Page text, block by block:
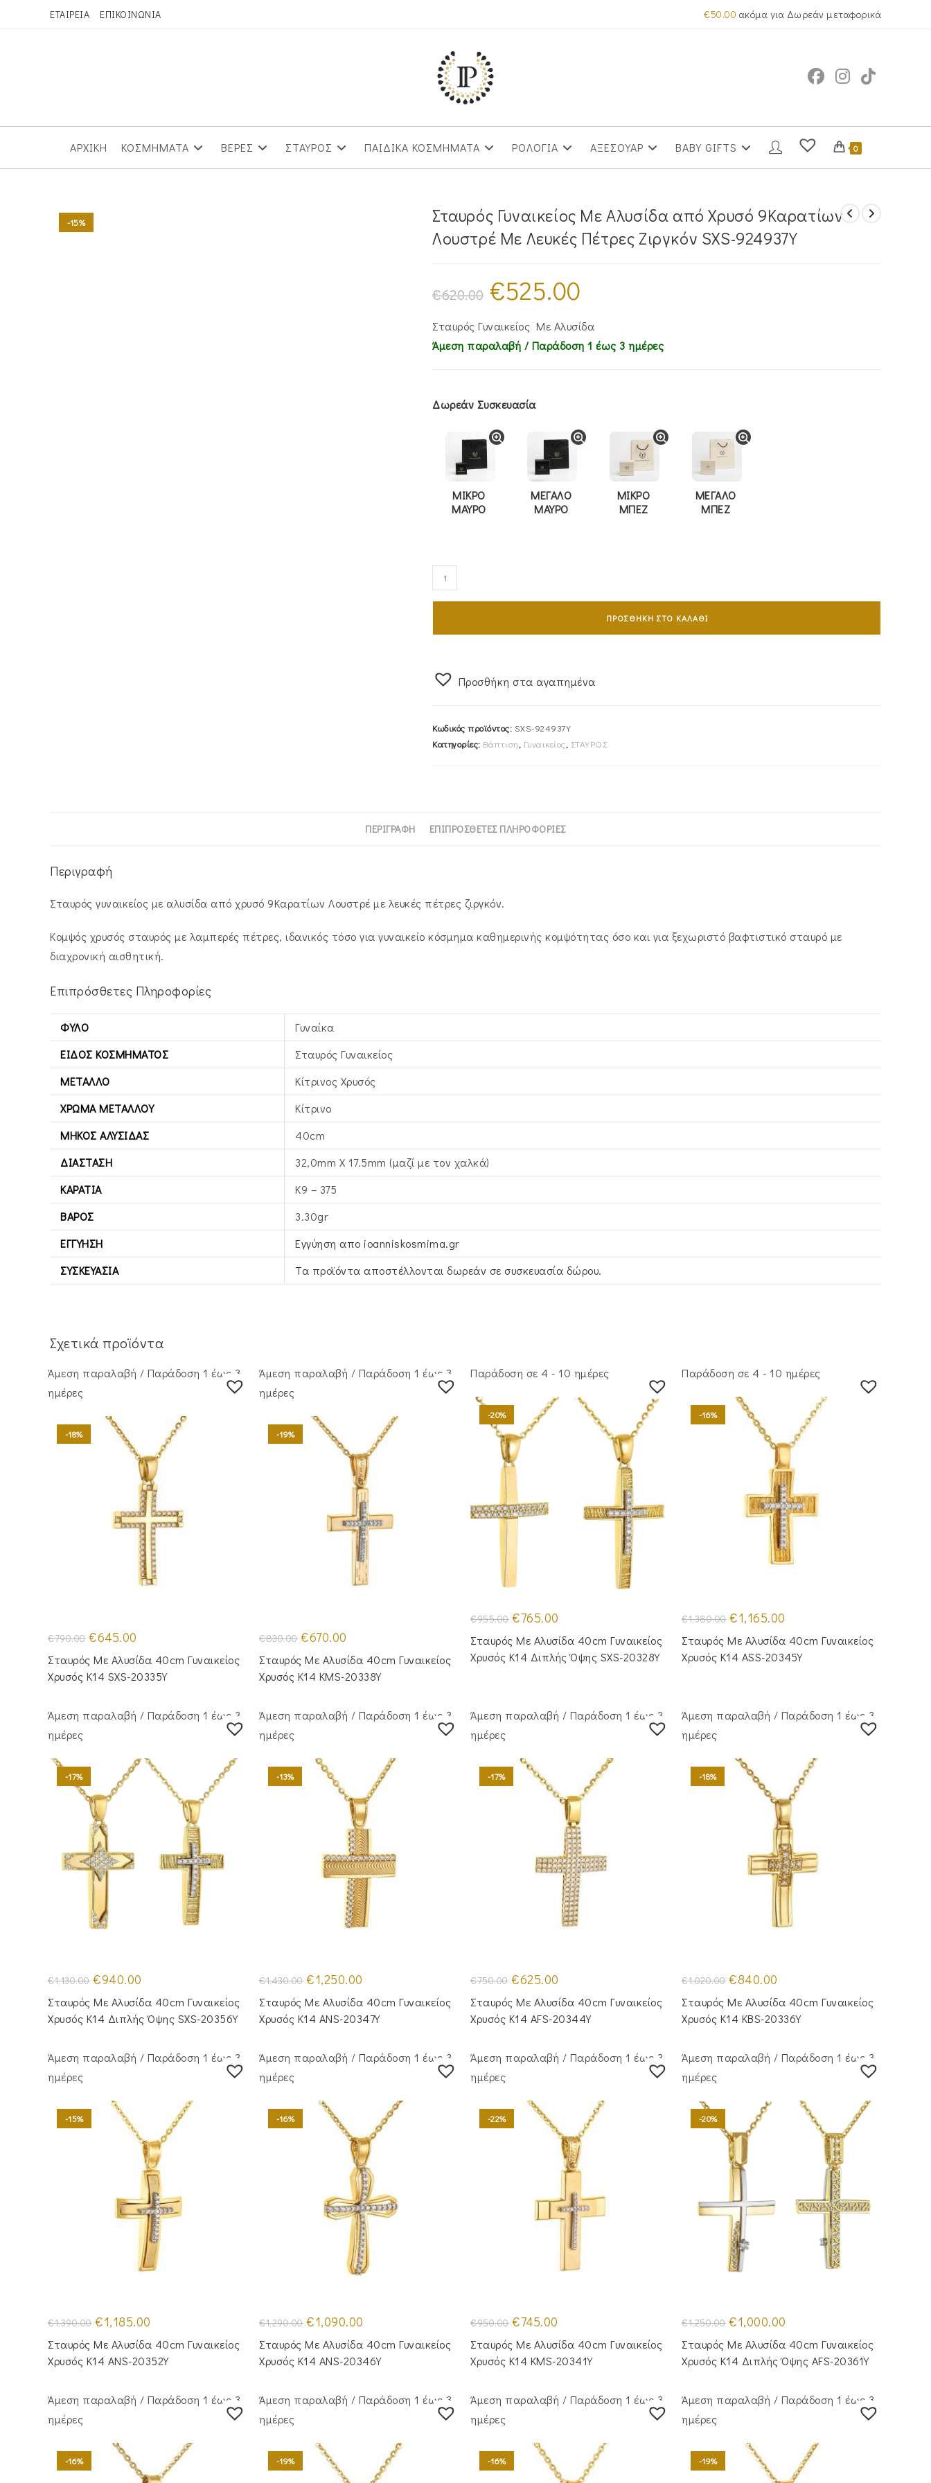
ΕΤΑΙΡΕΙΑ ΕΠΙΚΟΙΝΩΝΙΑ €50.00 ακόμα για Δωρεάν μεταφορικά
ΑΡΧΙΚΗ ΚΟΣΜΗΜΑΤΑ ΒΕΡΕΣ ΣΤΑΥΡΟΣ ΠΑΙΔΙΚΑ ΚΟΣΜΗΜΑΤΑ ΡΟΛΟΓΙΑ ΑΞΕΣΟΥΑΡ BABY GIFTS 0
-15%
Σταυρός Γυναικείος Με Αλυσίδα από Χρυσό 9Καρατίων
Λουστρέ Με Λευκές Πέτρες Ζιργκόν SXS-924937Y
€620.00
Original
price
was:
€525.00
€525.00.
Σταυρός Γυναικείος Με Αλυσίδα
Άμεση παραλαβή / Παράδoση 1 έως 3 ημέρες
Δωρεάν Συσκευασία
ΜΙΚΡΟ
ΜΑΥΡΟ
ΜΕΓΑΛΟ
ΜΑΥΡΟ
ΜΙΚΡΟ
ΜΠΕΖ
ΜΕΓΑΛΟ
ΜΠΕΖ
Σταυρός
Γυναικείος
9Καρατίων
Λευκές
Πέτρες
ΠΡΟΣΘΉΚΗ ΣΤΟ ΚΑΛΆΘΙ
Προσθήκη στα αγαπημένα
Κωδικός προϊόντος: SXS-924937Y
Κατηγορίες: Βάπτιση, Γυναικείος, ΣΤΑΥΡΟΣ
ΠΕΡΙΓΡΑΦΉ ΕΠΙΠΡΌΣΘΕΤΕΣ ΠΛΗΡΟΦΟΡΊΕΣ
Περιγραφή
Σταυρός γυναικείος με αλυσίδα από χρυσό 9Καρατίων Λουστρέ με λευκές πέτρες ζιργκόν.
Κομψός χρυσός σταυρός με λαμπερές πέτρες, ιδανικός τόσο για γυναικείο κόσμημα καθημερινής κομψότητας όσο και για ξεχωριστό βαφτιστικό σταυρό με
διαχρονική αισθητική.
Επιπρόσθετες Πληροφορίες
ΦΎΛΟ
Γυναίκα
ΕΊΔΟΣ ΚΟΣΜΉΜΑΤΟΣ
Σταυρός Γυναικείος
ΜΈΤΑΛΛΟ
Κίτρινος Xρυσός
ΧΡΏΜΑ ΜΕΤΆΛΛΟΥ
Κίτρινο
ΜΉΚΟΣ ΑΛΥΣΊΔΑΣ
40cm
ΔΙΆΣΤΑΣΗ
32,0mm X 17.5mm (μαζί με τον χαλκά)
ΚΑΡΆΤΙΑ
Κ9 – 375
ΒΆΡΟΣ
3.30gr
ΕΓΓΎΗΣΗ
Εγγύηση απο ioanniskosmima.gr
ΣΥΣΚΕΥΑΣΊΑ
Τα προϊόντα αποστέλλονται δωρεάν σε συσκευασία δώρου.
Σχετικά προϊόντα
Άμεση παραλαβή / Παράδoση 1 έως 3
ημέρες
-18%
€790.00 Original
price
was:
€790.00.
€645.00
τιμή
είναι:
€645.00.
Σταυρός Mε Aλυσίδα 40cm Γυναικείος
Χρυσός Κ14 SXS-20335Y
Άμεση παραλαβή / Παράδoση 1 έως 3
ημέρες
-19%
€830.00 Original
price
was:
€830.00.
€670.00
τιμή
είναι:
€670.00.
Σταυρός Με Αλυσίδα 40cm Γυναικείος
Χρυσός Κ14 KMS-20338Y
Παράδοση σε 4 - 10 ημέρες
-20%
€955.00 Original
price
was:
€955.00.
€765.00
τιμή
είναι:
€765.00.
Σταυρός Με Αλυσίδα 40cm Γυναικείος
Χρυσός Κ14 Διπλής Όψης SXS-20328Y
Παράδοση σε 4 - 10 ημέρες
-16%
€1,380.00 Original
price
was:
€1,380.00.
€1,165.00
τιμή
είναι:
€1,165.00.
Σταυρός Mε Aλυσίδα 40cm Γυναικείος
Χρυσός Κ14 ASS-20345Y
Άμεση παραλαβή / Παράδoση 1 έως 3
ημέρες
-17%
€1,130.00 Original
price
was:
€1,130.00.
€940.00
τιμή
είναι:
€940.00.
Σταυρός Με Αλυσίδα 40cm Γυναικείος
Χρυσός Κ14 Διπλής Όψης SXS-20356Y
Άμεση παραλαβή / Παράδoση 1 έως 3
ημέρες
-13%
€1,430.00 Original
price
was:
€1,430.00.
€1,250.00
τιμή
είναι:
€1,250.00.
Σταυρός Mε Aλυσίδα 40cm Γυναικείος
Χρυσός Κ14 ANS-20347Y
Άμεση παραλαβή / Παράδoση 1 έως 3
ημέρες
-17%
€750.00 Original
price
was:
€750.00.
€625.00
τιμή
είναι:
€625.00.
Σταυρός Με Αλυσίδα 40cm Γυναικείος
Χρυσός Κ14 AFS-20344Y
Άμεση παραλαβή / Παράδoση 1 έως 3
ημέρες
-18%
€1,020.00 Original
price
was:
€1,020.00.
€840.00
τιμή
είναι:
€840.00.
Σταυρός Mε Aλυσίδα 40cm Γυναικείος
Χρυσός Κ14 KBS-20336Y
Άμεση παραλαβή / Παράδoση 1 έως 3
ημέρες
-15%
€1,390.00 Original
price
was:
€1,390.00.
€1,185.00
τιμή
είναι:
€1,185.00.
Σταυρός Με Αλυσίδα 40cm Γυναικείος
Χρυσός Κ14 ANS-20352Y
Άμεση παραλαβή / Παράδoση 1 έως 3
ημέρες
-16%
€1,290.00 Original
price
was:
€1,290.00.
€1,090.00
τιμή
είναι:
€1,090.00.
Σταυρός Mε Aλυσίδα 40cm Γυναικείος
Χρυσός Κ14 ANS-20346Y
Άμεση παραλαβή / Παράδoση 1 έως 3
ημέρες
-22%
€950.00 Original
price
was:
€950.00.
€745.00
τιμή
είναι:
€745.00.
Σταυρός Με Αλυσίδα 40cm Γυναικείος
Χρυσός Κ14 KMS-20341Y
Άμεση παραλαβή / Παράδoση 1 έως 3
ημέρες
-20%
€1,250.00 Original
price
was:
€1,250.00.
€1,000.00
τιμή
είναι:
€1,000.00.
Σταυρός Με Αλυσίδα 40cm Γυναικείος
Χρυσός Κ14 Διπλής Όψης AFS-20361Y
Άμεση παραλαβή / Παράδoση 1 έως 3
ημέρες
-16%
Άμεση παραλαβή / Παράδoση 1 έως 3
ημέρες
-19%
Άμεση παραλαβή / Παράδoση 1 έως 3
ημέρες
-16%
Άμεση παραλαβή / Παράδoση 1 έως 3
ημέρες
-19%